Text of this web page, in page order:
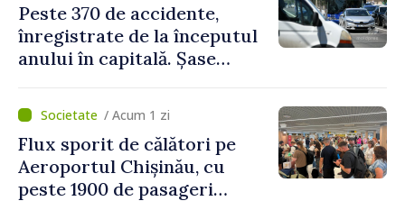
Peste 370 de accidente,
înregistrate de la începutul
anului în capitală. Șase
/ Acum 1 zi
Flux sporit de călători pe
Aeroportul Chișinău, cu
peste 1900 de pasageri